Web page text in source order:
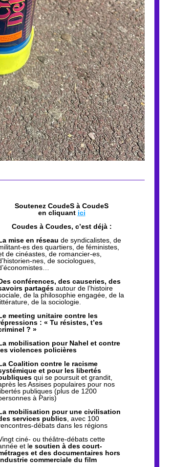
Soutenez CoudeS à CoudeS
en cliquant ici
Coudes à Coudes, c’est déjà :
mise en réseau de syndicalistes, de
es des quartiers, de féministes,
de cinéastes, de romancier-es,
nes, de sociologues,
conférences, des causeries, des
partagés autour de l’histoire
de la philosophie engagée, de la
de la sociologie.
meeting unitaire contre les
: « Tu résistes, t’es
? »
mobilisation pour Nahel et contre
violences policières
Coalition contre le racisme
et pour les libertés
qui se poursuit et grandit,
les Assises populaires pour nos
publiques (plus de 1200
à Paris)
mobilisation pour une civilisation
services publics , avec 100
débats dans les régions
ciné- ou théâtre-débats cette
et le soutien à des court-
et des documentaires hors
commerciale du film